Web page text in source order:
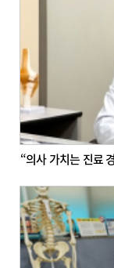
“의사 가치는 진료